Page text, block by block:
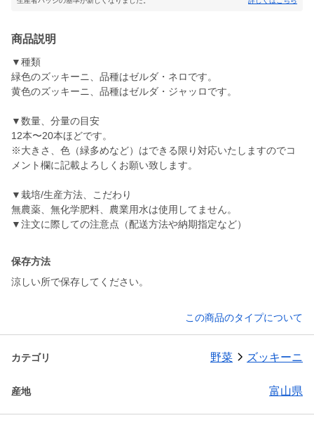
商品説明
▼種類
緑色のズッキーニ、品種はゼルダ・ネロです。
黄色のズッキーニ、品種はゼルダ・ジャッロです。
▼数量、分量の目安
12本〜20本ほどです。
※大きさ、色（緑多めなど）はできる限り対応いたしますのでコ
メント欄に記載よろしくお願い致します。
▼栽培/生産方法、こだわり
無農薬、無化学肥料、農業用水は使用してません。
▼注文に際しての注意点（配送方法や納期指定など）
保存方法
涼しい所で保存してください。
この商品のタイプについて
カテゴリ 野菜 ズッキーニ
産地 富山県